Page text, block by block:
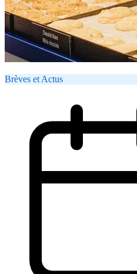
Brèves et Actus